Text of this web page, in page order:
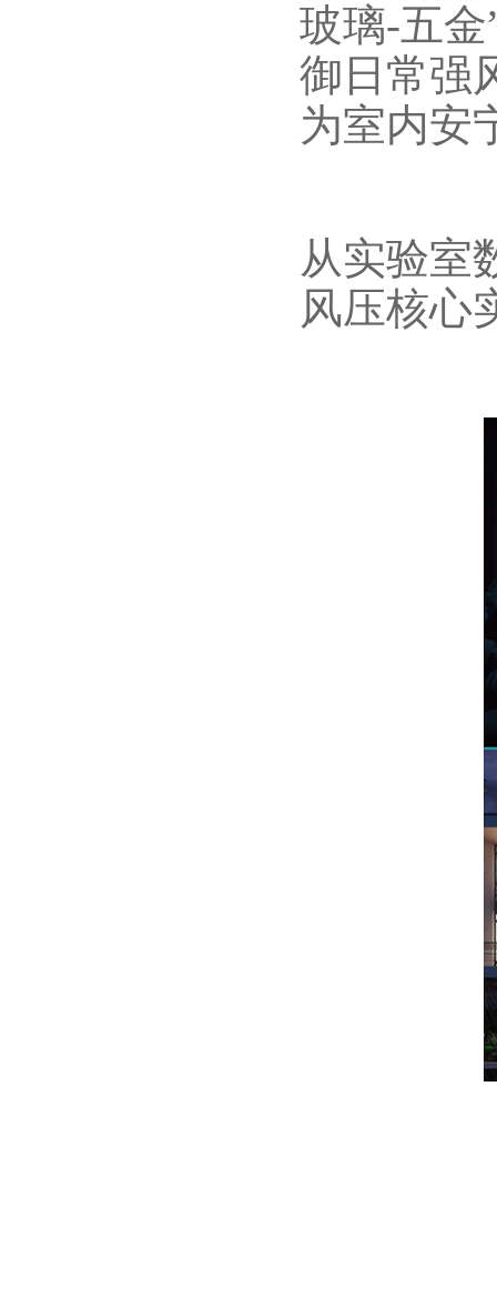
玻璃-五
御日常强
为室内安
从实验室
风压核心